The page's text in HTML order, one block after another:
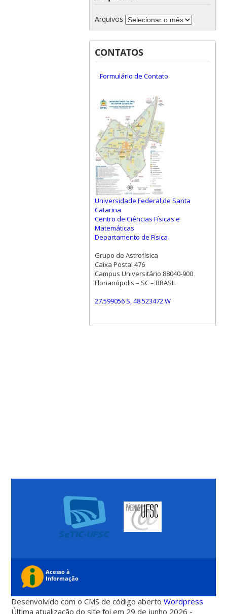
Arquivos
CONTATOS
Formulário de Contato
Universidade Federal de Santa
Catarina
Centro de Ciências Físicas e
Matemáticas
Departamento de Física
Grupo de Astrofísica
Caixa Postal 476
Campus Universitário 88040-900
Florianópolis – SC – BRASIL
27.599056 S, 48.523472 W
Desenvolvido com o CMS de código abertoWordpress
Última atualização do site foi em 29 de junho 2026 -